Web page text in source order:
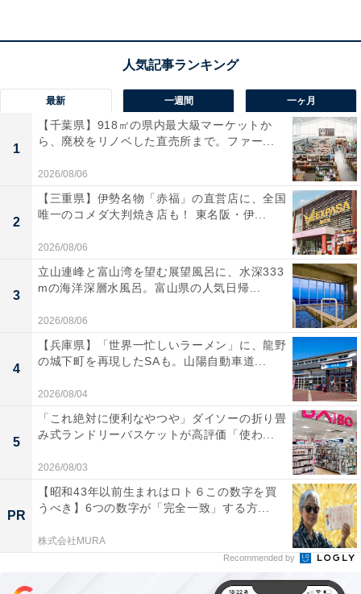
所在地：大分県由布市湯布院町川上1503-3
で約5分
料金
大人1名（参考価格）：6400円
※料金は公式Webサイト参考価格
※プラン・部屋により価格は変動します
チェックイン・チェックアウト
チェックイン：15:00
チェックアウト：10:00
※プランにより時間が異なる可能性があります
【大分県の人気ホテル】「YUFUIN FLORAL
VILLAGE HOTEL」はおとぎ話の世界のよう
な街並みが魅力
最新 一週間 一ヶ月
1
【千葉県】918㎡の県内最大級マーケットか
ら、廃校をリノベした直売所まで。ファー...
2026/08/06
2
【三重県】伊勢名物「赤福」の直営店に、全国
唯一のコメダ大判焼き店も！ 東名阪・伊...
2026/08/06
3
立山連峰と富山湾を望む展望風呂に、水深333
mの海洋深層水風呂。富山県の人気日帰...
2026/08/06
4
【兵庫県】「世界一忙しいラーメン」に、龍野
の城下町を再現したSAも。山陽自動車道...
2026/08/04
5
「これ絶対に便利なやつや」ダイソーの折り畳
み式ランドリーバスケットが高評価「使わ...
2026/08/03
PR
【昭和43年以前生まれはロト６この数字を買
うべき】6つの数字が「完全一致」する方...
株式会社MURA
Recommended by